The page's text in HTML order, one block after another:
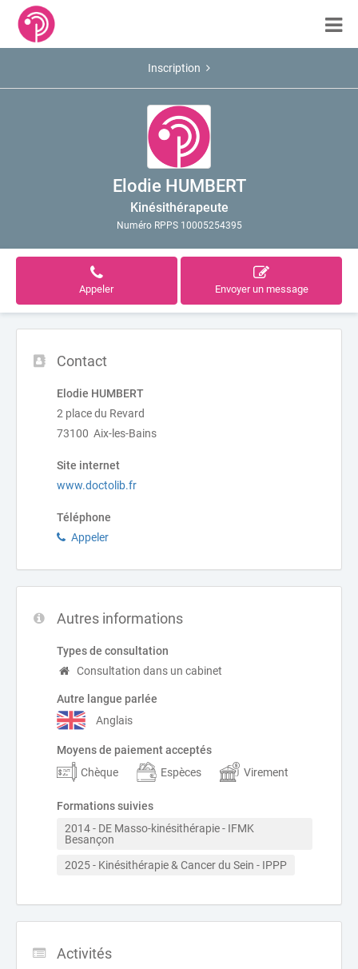
Inscription
Elodie HUMBERT
Kinésithérapeute
Numéro RPPS 10005254395
Appeler Envoyer un message
Contact
Elodie HUMBERT
2 place du Revard
73100 Aix-les-Bains
Site internet
www.doctolib.fr
Téléphone
Appeler
Autres informations
Types de consultation
Consultation dans un cabinet
Autre langue parlée
Anglais
Moyens de paiement acceptés
Chèque
Espèces Virement
Formations suivies
2014 - DE Masso-kinésithérapie - IFMK
Besançon
2025 - Kinésithérapie & Cancer du Sein - IPPP
Activités